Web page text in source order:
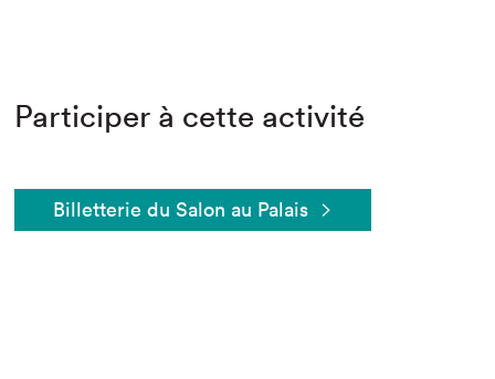
Participer à cette activité
Billetterie du Salon au Palais